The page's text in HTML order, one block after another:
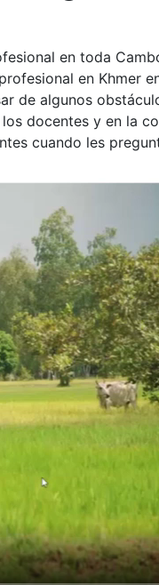
en toda
en Khmer
de algunos
docentes y en la
cuando les